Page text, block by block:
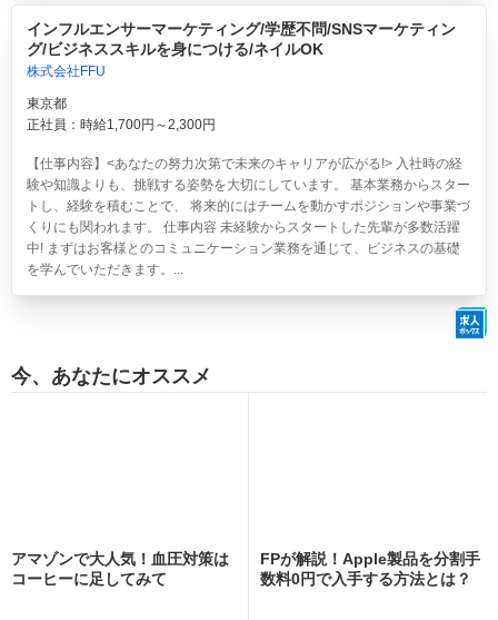
インフルエンサーマーケティング/学歴不問/SNSマーケティン
グ/ビジネススキルを身につける/ネイルOK
株式会社FFU
東京都
正社員：時給1,700円～2,300円
【仕事内容】<あなたの努力次第で未来のキャリアが広がる!> 入社時の経
験や知識よりも、挑戦する姿勢を大切にしています。 基本業務からスター
トし、経験を積むことで、 将来的にはチームを動かすポジションや事業づ
くりにも関われます。 仕事内容 未経験からスタートした先輩が多数活躍
中! まずはお客様とのコミュニケーション業務を通じて、ビジネスの基礎
を学んでいただきます。...
今、あなたにオススメ
アマゾンで大人気！血圧対策は
コーヒーに足してみて
FPが解説！Apple製品を分割手
数料0円で入手する方法とは？